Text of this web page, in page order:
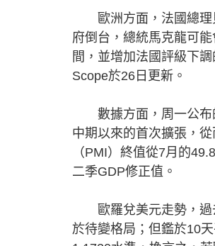
歐洲方面，法國總理
府倒台，總統馬克龍可
間，並增加法國評級下
Scope於26日更新。
數據方面，周一公布
中期以來的首次擴張，
（PMI）終值從7月的
二季GDP修正值。
歐羅兌美元走勢，過
於待變格局；但鑑於10